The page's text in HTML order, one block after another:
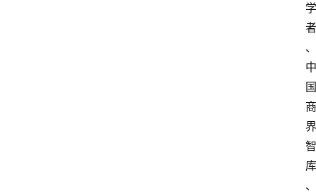
学
者
、
中
国
商
界
智
库
、